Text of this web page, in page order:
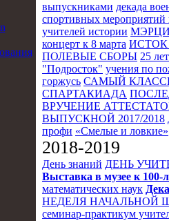
выпускниками декада
спортивных мероприятий
учителей истории
концерт к 8 марта ИСТОК
ПОЛЕВЫЕ СБОРЫ 25
"Подросток" учения по
горжусь САМЫЙ
СПАРТАКИАДА
ВРУЧЕНИЕ
ВЫПУСКНОЙ 2017/2018
профи «Смелые и ловкие»
2018-2019
День знаний ДЕНЬ
Выставка в музее к
математических наук
НЕДЕЛЯ НАЧАЛЬНОЙ
семинар-практикум